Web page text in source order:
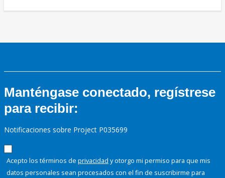
Manténgase conectado, regístrese
para recibir:
Notificaciones sobre Project P035699
Acepto los términos de privacidad y otorgo mi permiso para que mis
datos personales sean procesados con el fin de suscribirme para